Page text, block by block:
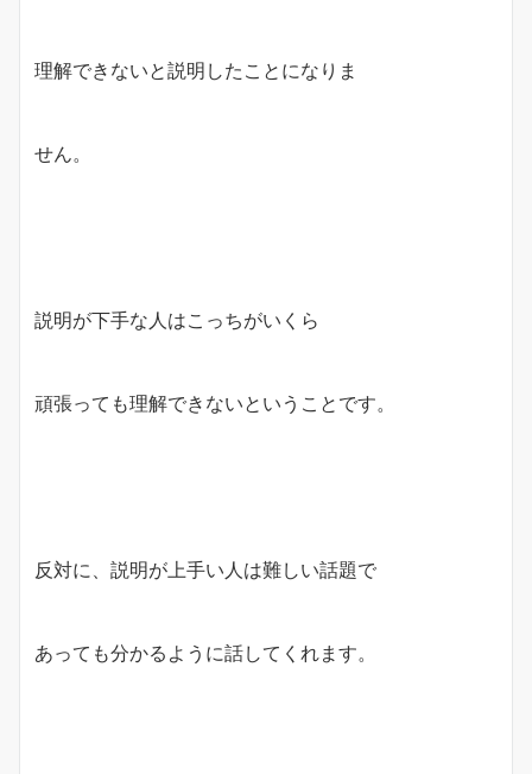
理解できないと説明したことになりま
せん。
説明が下手な人はこっちがいくら
頑張っても理解できないということです。
反対に、説明が上手い人は難しい話題で
あっても分かるように話してくれます。